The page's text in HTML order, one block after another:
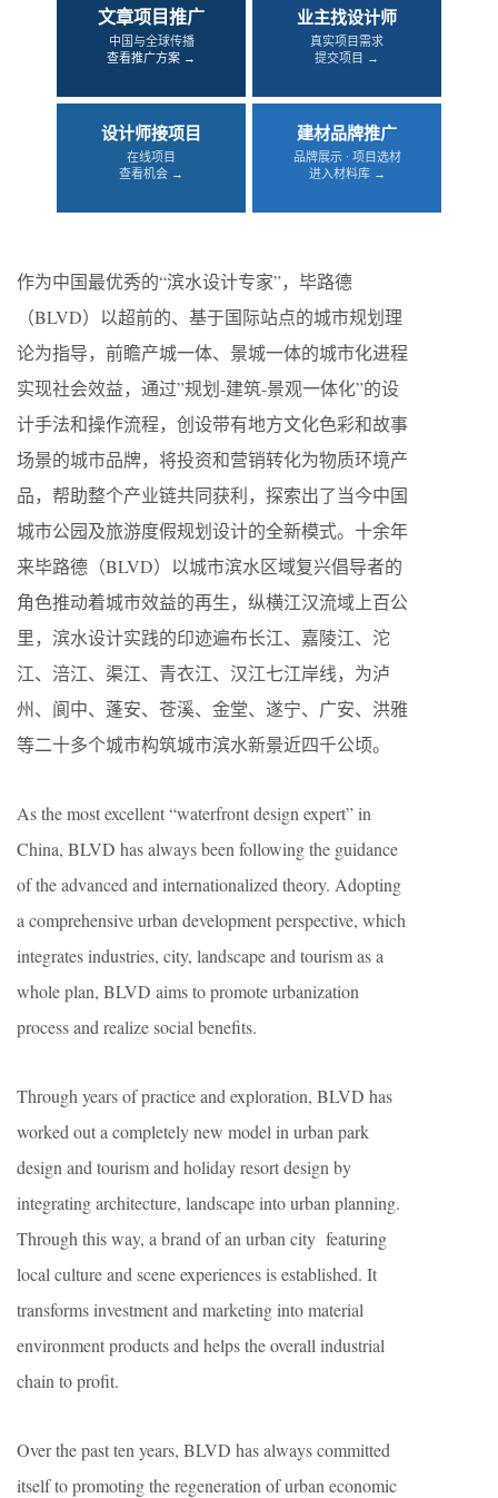
文章项目推广
中国与全球传播
查看推广方案 →
业主找设计师
真实项目需求
提交项目 →
设计师接项目
在线项目
查看机会 →
建材品牌推广
品牌展示 · 项目选材
进入材料库 →
作为中国最优秀的“滨水设计专家”，毕路德
（BLVD）以超前的、基于国际站点的城市规划理
论为指导，前瞻产城一体、景城一体的城市化进程
实现社会效益，通过”规划-建筑-景观一体化”的设
计手法和操作流程，创设带有地方文化色彩和故事
场景的城市品牌，将投资和营销转化为物质环境产
品，帮助整个产业链共同获利，探索出了当今中国
城市公园及旅游度假规划设计的全新模式。十余年
来毕路德（BLVD）以城市滨水区域复兴倡导者的
角色推动着城市效益的再生，纵横江汉流域上百公
里，滨水设计实践的印迹遍布长江、嘉陵江、沱
江、涪江、渠江、青衣江、汉江七江岸线，为泸
州、阆中、蓬安、苍溪、金堂、遂宁、广安、洪雅
等二十多个城市构筑城市滨水新景近四千公顷。
As the most excellent “waterfront design expert” in
China, BLVD has always been following the guidance
of the advanced and internationalized theory. Adopting
a comprehensive urban development perspective, which
integrates industries, city, landscape and tourism as a
whole plan, BLVD aims to promote urbanization
process and realize social benefits.
Through years of practice and exploration, BLVD has
worked out a completely new model in urban park
design and tourism and holiday resort design by
integrating architecture, landscape into urban planning.
Through this way, a brand of an urban city featuring
local culture and scene experiences is established. It
transforms investment and marketing into material
environment products and helps the overall industrial
chain to profit.
Over the past ten years, BLVD has always committed
itself to promoting the regeneration of urban economic